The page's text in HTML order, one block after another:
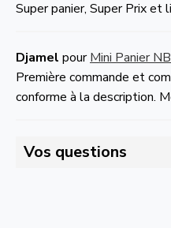
Super panier, Super Prix et
Djamel pourMini Panier
Première commande et
conforme à la description.
Vos questions